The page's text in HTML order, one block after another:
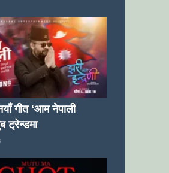
गीत ‘आम नेपाली
ट्रेन्डमा